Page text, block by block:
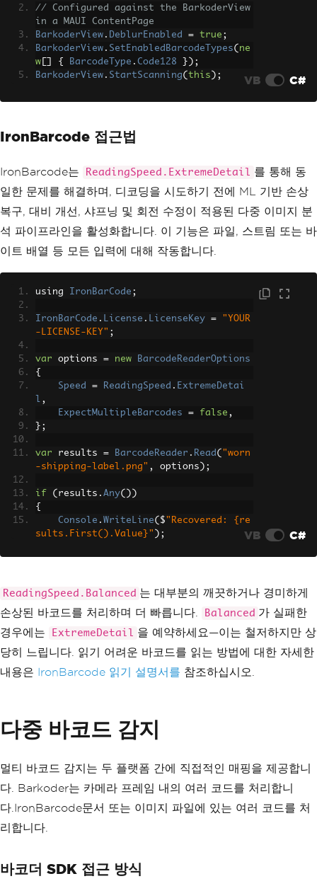
// Configured against the BarkoderView
in a MAUI ContentPage
BarkoderView . DeblurEnabled = true ;
BarkoderView . SetEnabledBarcodeTypes( ne
w
{ BarcodeType . Code128
});
BarkoderView . StartScanning( this ); VB C#
IronBarcode 접근법
IronBarcode는 ReadingSpeed.ExtremeDetail
를 통해 동
일한 문제를 해결하며, 디코딩을 시도하기 전에 ML 기반 손상
복구, 대비 개선, 샤프닝 및 회전 수정이 적용된 다중 이미지 분
석 파이프라인을 활성화합니다. 이 기능은 파일, 스트림 또는 바
이트 배열 등 모든 입력에 대해 작동합니다.
using IronBarCode ;
IronBarCode . License . LicenseKey =
"YOUR
-LICENSE-KEY" ;
var options = new
BarcodeReaderOptions
{
Speed
= ReadingSpeed . ExtremeDetai
l ,
ExpectMultipleBarcodes
= false ,
};
var results = BarcodeReader . Read ( "worn
-shipping-label.png" , options );
if ( results . Any())
{
Console . WriteLine( $ "Recovered: {re
sults.First().Value}" );
Console . WriteLine ("Could not decod
e — image quality too low");
}
VB C#
ReadingSpeed.Balanced 는 대부분의 깨끗하거나 경미하게
손상된 바코드를 처리하며 더 빠릅니다.
Balanced 가 실패한
경우에는
ExtremeDetail
을 예약하세요—이는 철저하지만 상
당히 느립니다. 읽기 어려운 바코드를 읽는 방법에 대한 자세한
내용은 IronBarcode 읽기 설명서를 참조하십시오.
다중 바코드 감지
멀티 바코드 감지는 두 플랫폼 간에 직접적인 매핑을 제공합니
다. Barkoder는 카메라 프레임 내의 여러 코드를 처리합니
다.IronBarcode문서 또는 이미지 파일에 있는 여러 코드를 처
리합니다.
바코더 SDK 접근 방식